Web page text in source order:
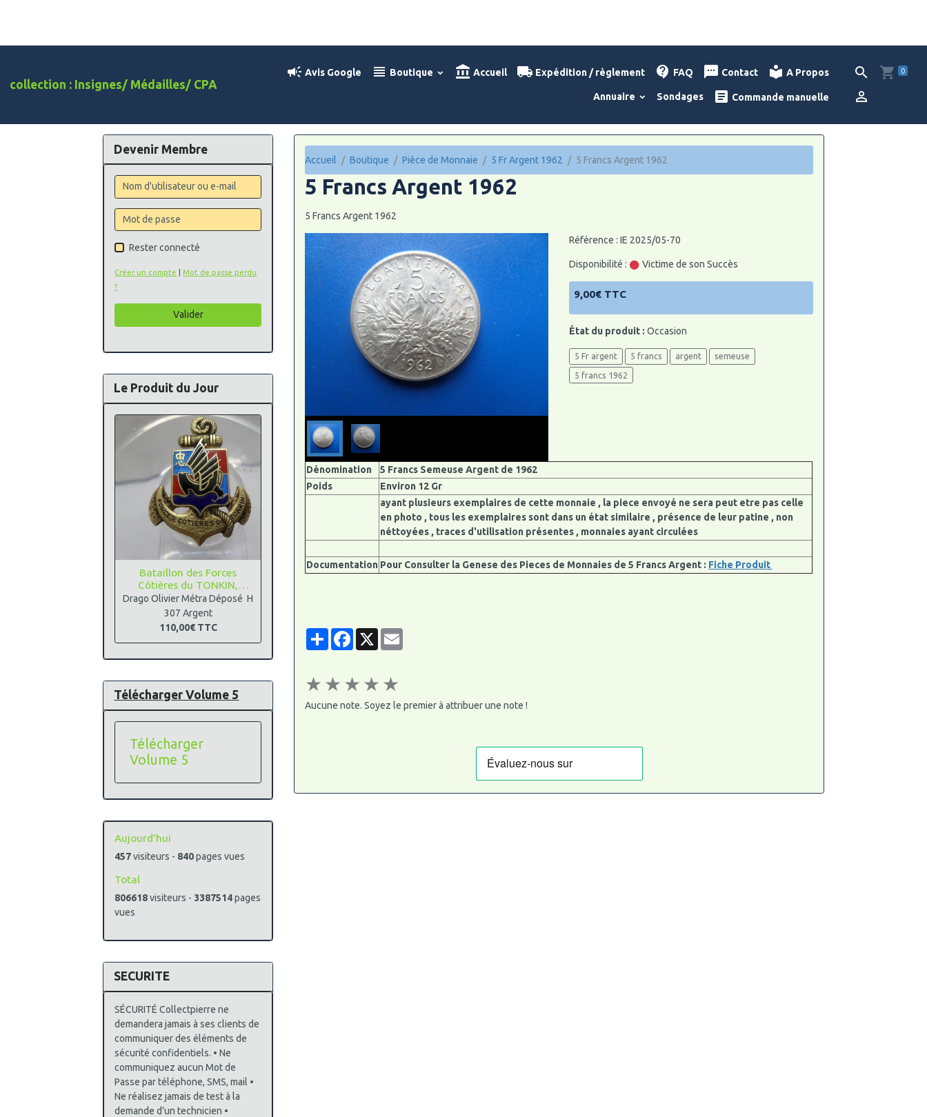
collection : Insignes/ Médailles/ CPA
Avis Google Boutique Accueil Expédition / règlement FAQ Contact A Propos
Annuaire Sondages Commande manuelle
0
Accueil Boutique Pièce de Monnaie 5 Fr Argent 1962 5 Francs Argent 1962
5 Francs Argent 1962
5 Francs Argent 1962
Référence : IE 2025/05-70
Disponibilité : Victime de son Succès
9,00€ TTC
État du produit : Occasion
5 Fr argent 5 francs argent semeuse
5 francs 1962
Dénomination
5 Francs Semeuse Argent de 1962
Poids
Environ 12 Gr
ayant plusieurs exemplaires de cette monnaie , la piece envoyé ne sera peut etre pas celle
en photo , tous les exemplaires sont dans un état similaire , présence de leur patine , non
néttoyées , traces d'utilisation présentes , monnaies ayant circulées
Documentation Pour Consulter la Genese des Pieces de Monnaies de 5 Francs Argent : Fiche Produit
PartagerFacebook
X Email
★ ★ ★ ★ ★
Aucune note. Soyez le premier à attribuer une note !
Devenir Membre
Rester connecté
Créer un compte
Mot de passe perdu
?
Valider
Le Produit du Jour
Bataillon des Forces
Côtières du TONKIN,
Argent
Drago Olivier Métra Déposé H
307 Argent
110,00€ TTC
Télécharger Volume 5
Télécharger
Volume 5
Aujourd'hui
457visiteurs - 840pages vues
Total
806618visiteurs - 3387514pages
vues
SECURITE
SÉCURITÉ Collectpierre ne
demandera jamais à ses clients de
communiquer des éléments de
sécurité confidentiels. • Ne
communiquez aucun Mot de
Passe par téléphone, SMS, mail •
Ne réalisez jamais de test à la
demande d’un technicien •